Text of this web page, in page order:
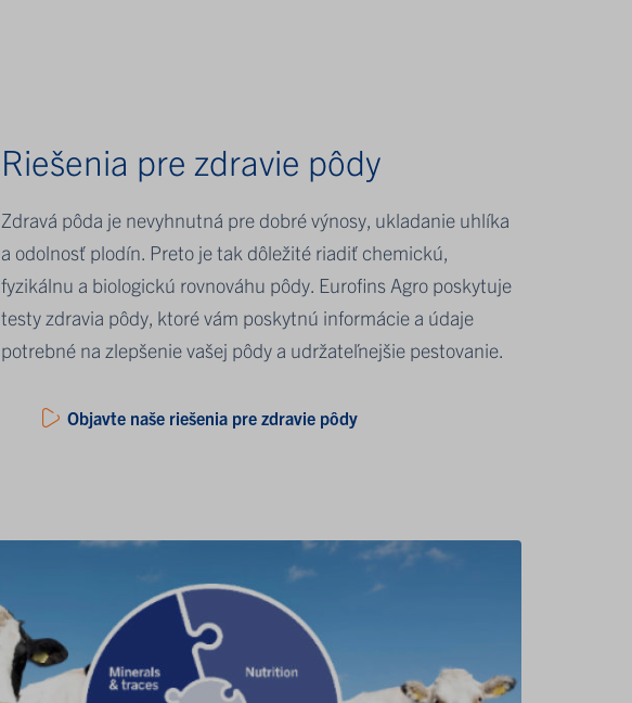
Riešenia pre zdravie pôdy
Zdravá pôda je nevyhnutná pre dobré výnosy, ukladanie uhlíka
a odolnosť plodín. Preto je tak dôležité riadiť chemickú,
fyzikálnu a biologickú rovnováhu pôdy. Eurofins Agro poskytuje
testy zdravia pôdy, ktoré vám poskytnú informácie a údaje
potrebné na zlepšenie vašej pôdy a udržateľnejšie pestovanie.
Objavte naše riešenia pre zdravie pôdy